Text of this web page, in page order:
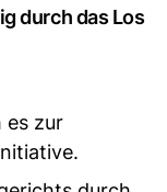
durch das Los
es zur